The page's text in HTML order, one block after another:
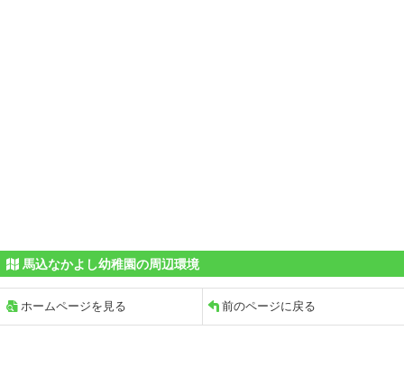
馬込なかよし幼稚園の周辺環境
ホームページを見る 前のページに戻る